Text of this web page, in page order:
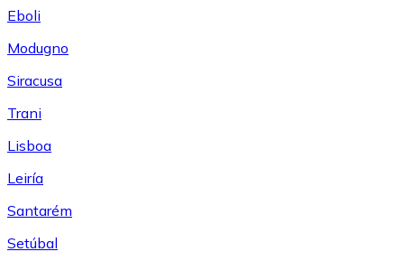
Eboli
Modugno
Siracusa
Trani
Lisboa
Leiría
Santarém
Setúbal